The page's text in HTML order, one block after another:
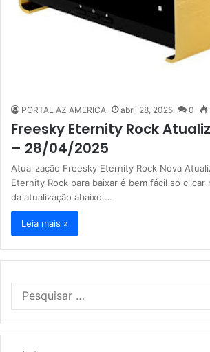
PORTAL AZ AMERICA abril 28, 2025 0
Freesky Eternity Rock
– 28/04/2025
Atualização Freesky Eternity Rock Nova
Eternity Rock para baixar é bem fácil só
da atualização abaixo.…
Leia mais »